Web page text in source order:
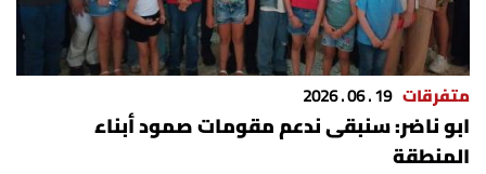
متفرقات 19 . 06 . 2026
ابو ناضر: سنبقى ندعم مقومات صمود أبناء
المنطقة